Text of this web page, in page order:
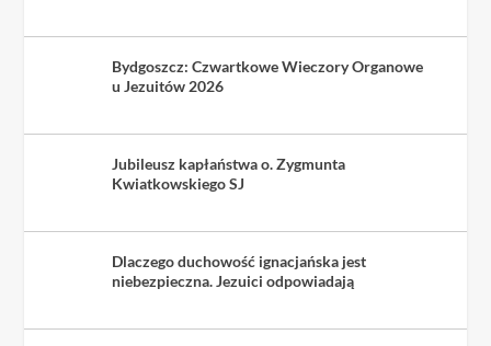
Bydgoszcz: Czwartkowe Wieczory Organowe
u Jezuitów 2026
Jubileusz kapłaństwa o. Zygmunta
Kwiatkowskiego SJ
Dlaczego duchowość ignacjańska jest
niebezpieczna. Jezuici odpowiadają